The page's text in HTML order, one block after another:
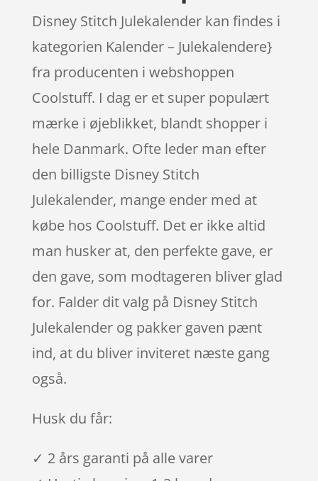
Disney Stitch Julekalender kan findes i
kategorien Kalender – Julekalendere}
fra producenten i webshoppen
Coolstuff. I dag er et super populært
mærke i øjeblikket, blandt shopper i
hele Danmark. Ofte leder man efter
den billigste Disney Stitch
Julekalender, mange ender med at
købe hos Coolstuff. Det er ikke altid
man husker at, den perfekte gave, er
den gave, som modtageren bliver glad
for. Falder dit valg på Disney Stitch
Julekalender og pakker gaven pænt
ind, at du bliver inviteret næste gang
også.
Husk du får:
✓ 2 års garanti på alle varer